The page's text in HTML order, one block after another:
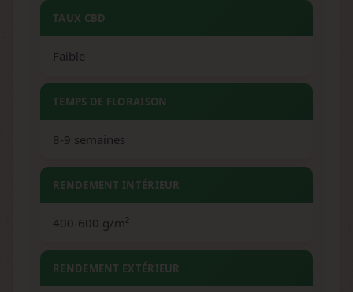
TAUX CBD
Faible
TEMPS DE FLORAISON
8-9 semaines
RENDEMENT INTÉRIEUR
400-600 g/m²
RENDEMENT EXTÉRIEUR